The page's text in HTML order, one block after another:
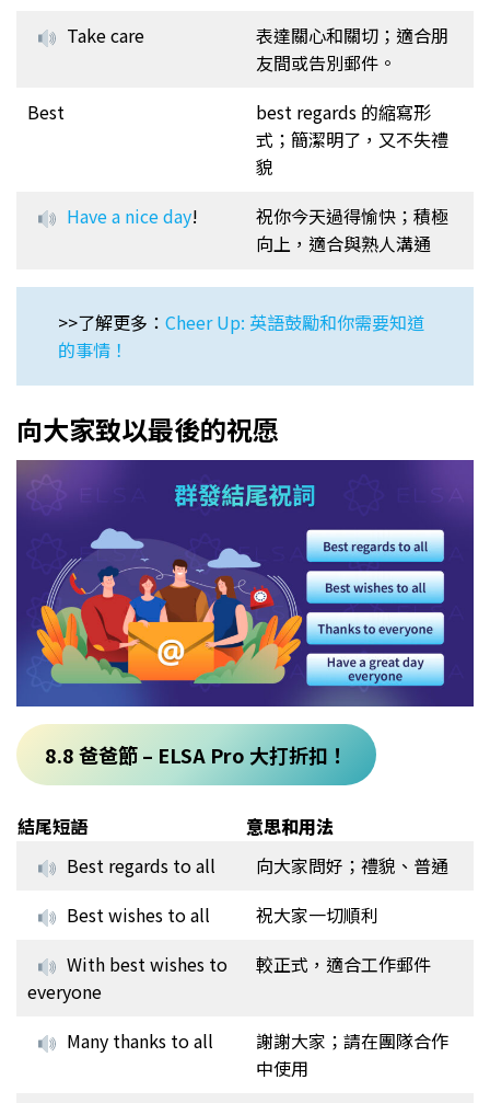
Take care
表達關心和關切；適合朋
友間或告別郵件。
Best
best regards 的縮寫形
式；簡潔明了，又不失禮
貌
Have a nice day!
祝你今天過得愉快；積極
向上，適合與熟人溝通
>>了解更多： Cheer Up: 英語鼓勵和你需要知道
的事情！
向大家致以最後的祝愿
8.8 爸爸節 – ELSA Pro 大打折扣！
結尾短語
意思和用法
Best regards to all
向大家問好；禮貌、普通
Best wishes to all
祝大家一切順利
With best wishes to
everyone
較正式，適合工作郵件
Many thanks to all
謝謝大家；請在團隊合作
中使用